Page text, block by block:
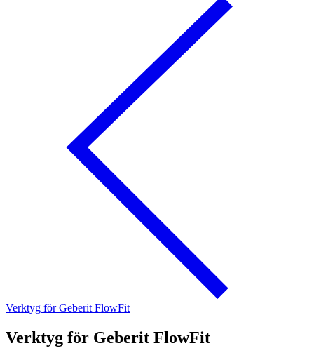
Verktyg för Geberit FlowFit
Verktyg för Geberit FlowFit